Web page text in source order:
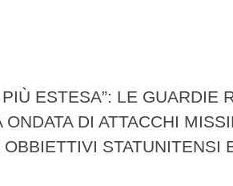
PIÙ ESTESA”: LE GUARDIE
ONDATA DI ATTACCHI
STATUNITENSI